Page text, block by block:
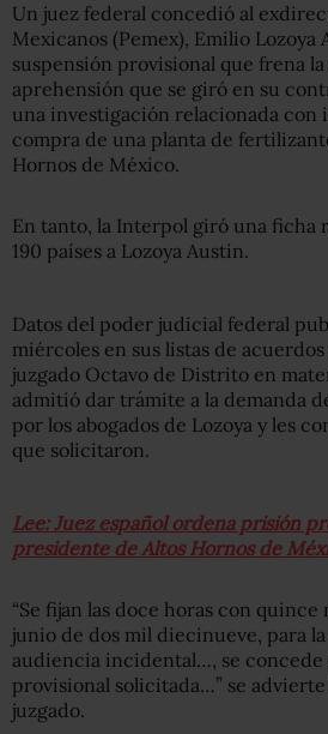
Un juez federal concedió al
Mexicanos (Pemex), Emilio Lozoya
suspensión provisional que frena
aprehensión que se giró en su
una investigación relacionada con
compra de una planta de
Hornos de México.
En tanto, la Interpol giró una ficha
190 países a Lozoya Austin.
Datos del poder judicial federal
miércoles en sus listas de
juzgado Octavo de Distrito en
admitió dar trámite a la demanda
por los abogados de Lozoya y les
que solicitaron.
Lee: Juez español ordena prisión
presidente de Altos Hornos de
“Se fijan las doce horas con
junio de dos mil diecinueve, para
audiencia incidental…, se concede
provisional solicitada…” se
juzgado.